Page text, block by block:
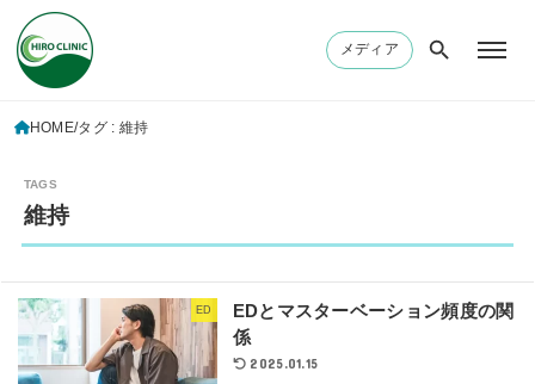
メディア
HOME タグ : 維持
維持
ED
EDとマスターベーション頻度の関
係
2025.01.15